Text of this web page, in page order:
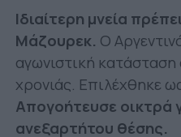
Ιδιαίτερη μνεία
Μάζουρεκ. Ο
αγωνιστική
χρονιάς. Επιλέχθηκε
Απογοήτευσε οικτρά
ανεξαρτήτου θέσης.